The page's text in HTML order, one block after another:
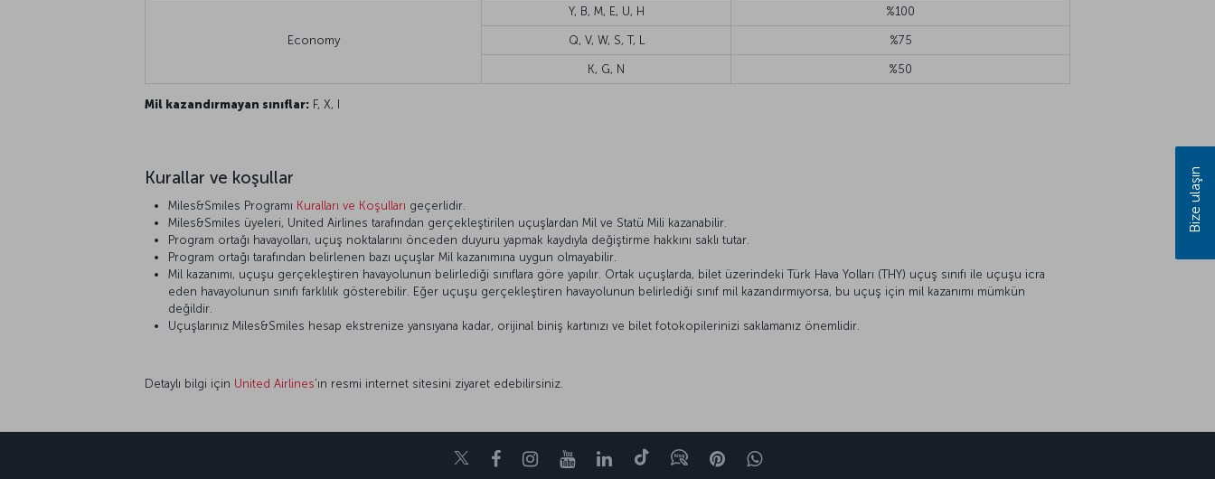
Economy
Y, B, M, E, U, H %100
Q, V, W, S, T, L %75
K, G, N %50
Mil kazandırmayan sınıflar: F, X, I
Kurallar ve koşullar
Miles&Smiles Programı Kuralları ve Koşulları geçerlidir.
Miles&Smiles üyeleri, United Airlines tarafından gerçekleştirilen uçuşlardan Mil ve Statü Mili kazanabilir.
Program ortağı havayolları, uçuş noktalarını önceden duyuru yapmak kaydıyla değiştirme hakkını saklı tutar.
Program ortağı tarafından belirlenen bazı uçuşlar Mil kazanımına uygun olmayabilir.
Mil kazanımı, uçuşu gerçekleştiren havayolunun belirlediği sınıflara göre yapılır. Ortak uçuşlarda, bilet üzerindeki Türk Hava Yolları (THY) uçuş sınıfı ile uçuşu icra
eden havayolunun sınıfı farklılık gösterebilir. Eğer uçuşu gerçekleştiren havayolunun belirlediği sınıf mil kazandırmıyorsa, bu uçuş için mil kazanımı mümkün
değildir.
Uçuşlarınız Miles&Smiles hesap ekstrenize yansıyana kadar, orijinal biniş kartınızı ve bilet fotokopilerinizi saklamanız önemlidir.
Detaylı bilgi için United Airlines’ın resmi internet sitesini ziyaret edebilirsiniz.
TwitterFacebookInstagram
YoutubeLinkedIn
TiktokBlogPinterestWhatsapp
Bize ulaşın